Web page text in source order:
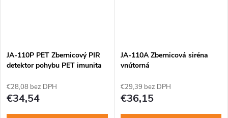
JA-110P PET Zbernicový PIR
detektor pohybu PET imunita
€28,08 bez DPH
€34,54
JA-110A Zbernicová siréna
vnútorná
€29,39 bez DPH
€36,15